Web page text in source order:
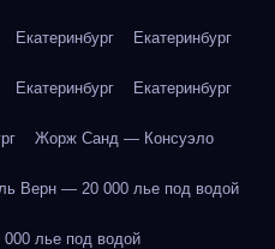
Екатеринбург Екатеринбург
Екатеринбург Екатеринбург
Жорж Санд — Консуэло
Верн — 20 000 лье под водой
лье под водой